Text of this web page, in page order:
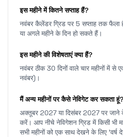
इस महीने में कितने सप्ताह हैं?
नवंबर कैलेंडर ग्रिड पर 5 सप्ताह तक फैला
या अगले महीने के दिन हो सकते हैं।
इस महीने की विशेषताएं क्या हैं?
नवंबर ठीक 30 दिनों वाले चार महीनों में
नवंबर)।
मैं अन्य महीनों पर कैसे नेविगेट कर सकता हूं?
अक्तूबर 2027 या दिसंबर 2027 पर जाने
करें। आप नीचे नेविगेशन ग्रिड में किसी भी
सभी महीनों को एक साथ देखने के लिए